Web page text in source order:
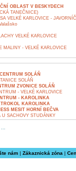
OBLAST V BESKYDECH
TANEČNICE)
VELKÉ KARLOVICE -
VELKÉ KARLOVICE
MALINY - VELKÉ KARLOVICE
SOLÁŇ
SOLÁŇ
ZVONICE SOLÁŇ
- VELKÉ KARLOVICE
- KAROLINKA
KAROLINKA
MESIT HORNÍ BEČVA
U SACHOVY STUDÁNKY
nám| Zákaznická zóna |